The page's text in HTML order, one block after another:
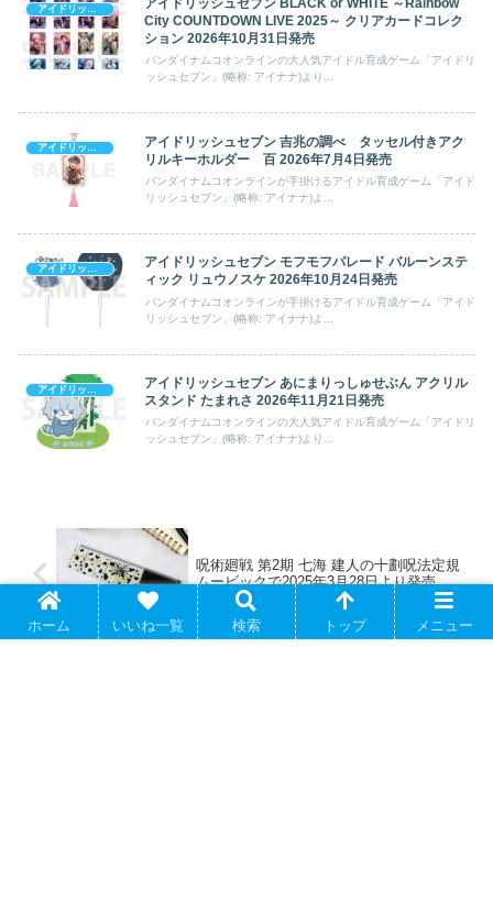
アイドリッシュセブン BLACK or WHITE ～Rainbow
City COUNTDOWN LIVE 2025～ クリアカードコレク
ション 2026年10月31日発売
バンダイナムコオンラインの大人気アイドル育成ゲーム「アイドリ
ッシュセブン」(略称: アイナナ)より...
アイドリッシュセブン 吉兆の調べ タッセル付きアク
リルキーホルダー 百 2026年7月4日発売
バンダイナムコオンラインが手掛けるアイドル育成ゲーム「アイド
リッシュセブン」(略称: アイナナ)よ...
アイドリッシュセブン モフモフパレード バルーンステ
ィック リュウノスケ 2026年10月24日発売
バンダイナムコオンラインが手掛けるアイドル育成ゲーム「アイド
リッシュセブン」(略称: アイナナ)よ...
アイドリッシュセブン あにまりっしゅせぶん アクリル
スタンド たまれさ 2026年11月21日発売
バンダイナムコオンラインの大人気アイドル育成ゲーム「アイドリ
ッシュセブン」(略称: アイナナ)より...
呪術廻戦 第2期 七海 建人の十劃呪法定規
ムービックで2025年3月28日より発売
ホーム いいね一覧 検索 トップ メニュー